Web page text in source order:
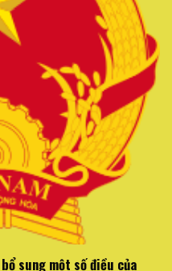
sung một số điều của